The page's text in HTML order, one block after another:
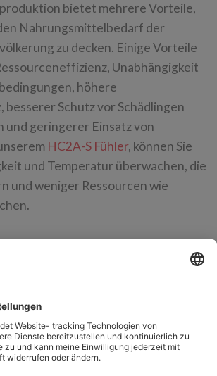
bietet mehrere Vorteile,
Nahrungsmittelbedarf der
zu decken. Einige Vorteile
Unabhängigkeit
höhere
besserer Schutz vor Schädlingen
und geringerer Einsatz von
HC2A-S Fühler, können Sie
und Temperatur überwachen, die
und weniger Ressourcen wie
von
Pharmazeutika
- Rotronic HC2A-